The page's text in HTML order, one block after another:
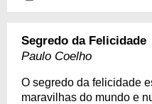
Segredo da Felicidade
Paulo Coelho
O segredo da felicidade
maravilhas do mundo e